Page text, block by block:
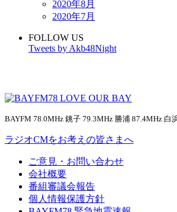
2020年8月
2020年7月
FOLLOW US
Tweets by Akb48Night
BAYFM 78.0MHz 銚子 79.3MHz 勝浦 87.4MHz 白
ラジオCMをお考えの皆さまへ
ご意見・お問い合わせ
会社概要
番組審議会報告
個人情報保護方針